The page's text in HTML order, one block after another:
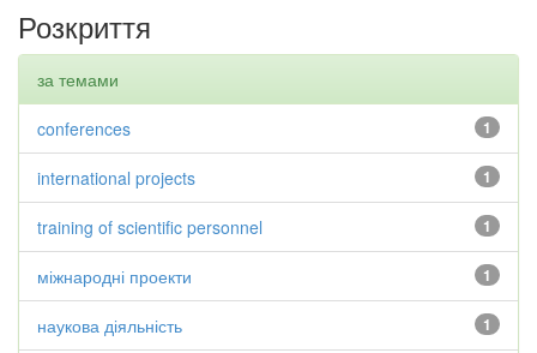
Розкриття
за темами
1
conferences
1
international projects
1
training of scientific personnel
1
міжнародні проекти
1
наукова діяльність